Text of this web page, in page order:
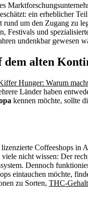
ein erheblicher
um den Zugang zu
Festivals und
undenkbar gewesen
dem alten
Hunger: Warum
Länder haben
kennen möchte, sollte
Coffeeshops in
nicht wissen: Der
Dennoch
eintauchen möchte,
zu Sorten, THC-Gehalt